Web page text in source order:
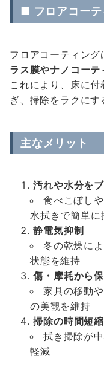
■ フロアコーテ
フロアコーティン
ラス膜やナノコーテ
これにより、床に
ぎ、掃除をラクにす
主なメリット
汚れや水分を
食べこぼし
水拭きで簡単に
静電気抑制
冬の乾燥に
状態を維持
傷・摩耗から
家具の移動
の美観を維持
掃除の時間短縮
拭き掃除が
軽減